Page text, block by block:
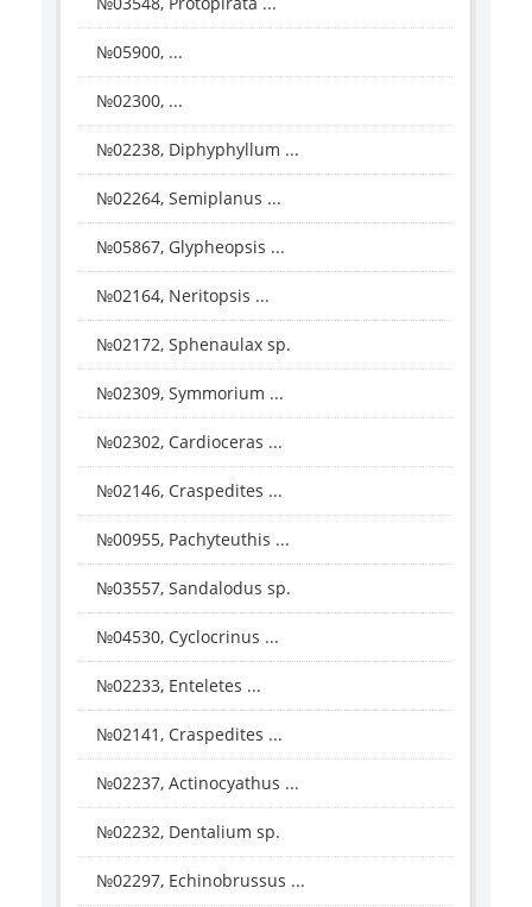
№05900, ...
№02300, ...
№02238, Diphyphyllum ...
№02264, Semiplanus ...
№05867, Glypheopsis ...
№02164, Neritopsis ...
№02172, Sphenaulax sp.
№02309, Symmorium ...
№02302, Cardioceras ...
№02146, Craspedites ...
№00955, Pachyteuthis ...
№03557, Sandalodus sp.
№04530, Cyclocrinus ...
№02233, Enteletes ...
№02141, Craspedites ...
№02237, Actinocyathus ...
№02232, Dentalium sp.
№02297, Echinobrussus ...